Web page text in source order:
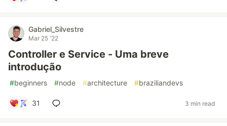
Gabriel_Silvestre
Mar 25 '22
Controller e Service - Uma breve
introdução
#beginners #node #architecture #braziliandevs
31 3 min read